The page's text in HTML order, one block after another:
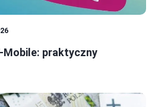
Mobile: praktyczny